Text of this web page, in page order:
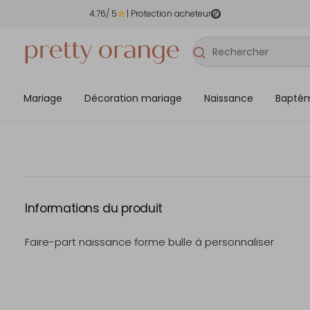
4.76/ 5 | Protection acheteur
Mariage Décoration mariage Naissance
Informations du produit
Faire-part naissance forme bulle à personnaliser